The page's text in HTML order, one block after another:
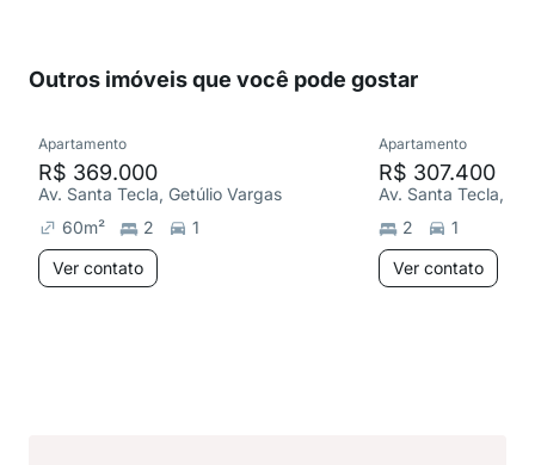
Outros imóveis que você pode gostar
Apartamento
R$ 369.000
Av. Santa Tecla, Getúlio Vargas
60m² 2
1
Ver contato
Apartamento
R$ 307.400
Av. Santa Tecla,
2
1
Ver contato